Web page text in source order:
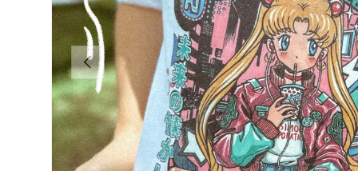
ANTERIOR